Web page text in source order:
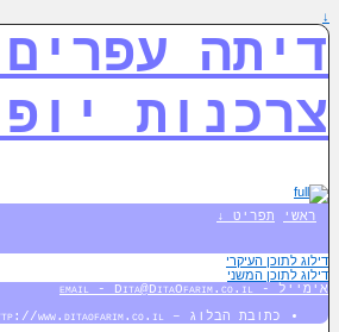
↓
דיתה
צרכנות
ראשי תפריט ↓
דילוג לתוכן העיקרי
דילוג לתוכן המשני
אימייל - email - Dita@DitaOfarim.co.il
כתובת הבלוג – http://www.ditaofarim.co.il